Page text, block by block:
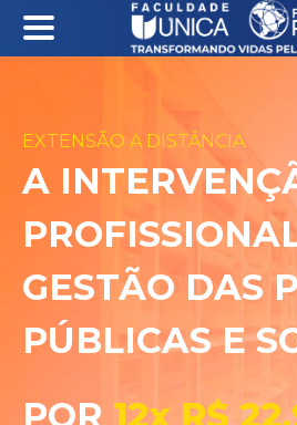
EXTENSÃO A DISTÂNCIA
A
GESTÃO DAS
PÚBLICAS E
POR 12x R$